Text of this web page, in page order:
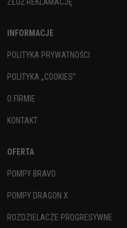
INFORMACJE
POLITYKA PRYWATNOŚCI
POLITYKA „COOKIES”
O FIRMIE
KONTAKT
OFERTA
POMPY BRAVO
POMPY DRAGON X
ROZDZIELACZE PROGRESYWNE